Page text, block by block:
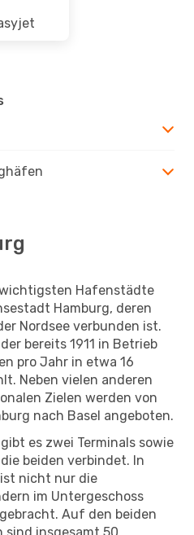
Hafenstädte
Hamburg, deren
Nordsee verbunden ist.
bereits 1911 in Betrieb
pro Jahr in etwa 16
Neben vielen anderen
Zielen werden von
nach Basel angeboten.
es zwei Terminals sowie
beiden verbindet. In
nicht nur die
im Untergeschoss
Auf den beiden